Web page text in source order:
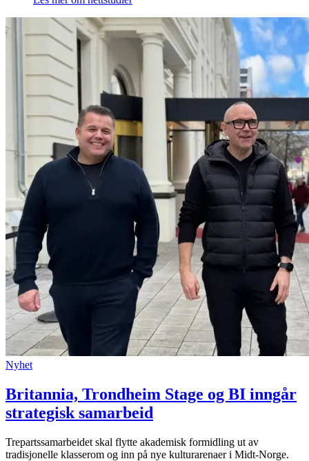
Nyhet
Britannia, Trondheim Stage og BI inngår
strategisk samarbeid
Trepartssamarbeidet skal flytte akademisk formidling ut av
tradisjonelle klasserom og inn på nye kulturarenaer i Midt-Norge.